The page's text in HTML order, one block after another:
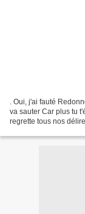
. Oui, j'ai fauté
va sauter Car plus tu
regrette tous nos